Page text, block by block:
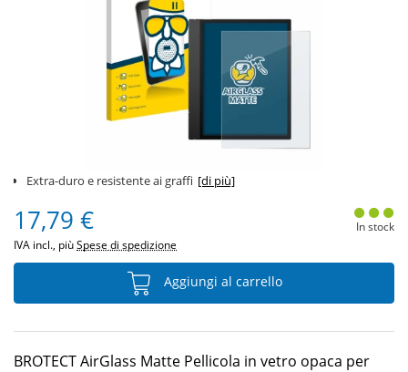
Extra-duro e resistente ai graffi [di più]
17,79 €
IVA incl., piùSpese di spedizione
In stock
Aggiungi al carrello
BROTECT AirGlass Matte Pellicola in vetro opaca per